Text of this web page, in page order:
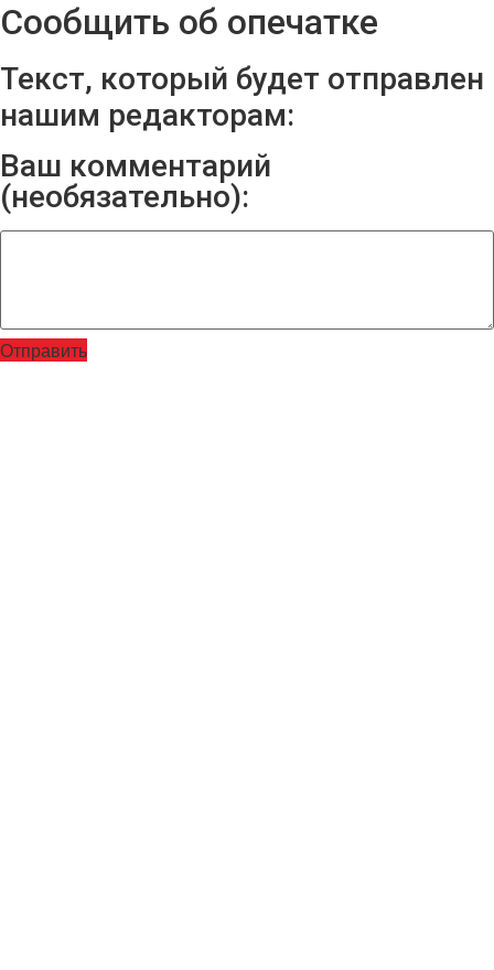
Сообщить об опечатке
Текст, который будет отправлен
нашим редакторам:
Ваш комментарий
(необязательно):
Отправить